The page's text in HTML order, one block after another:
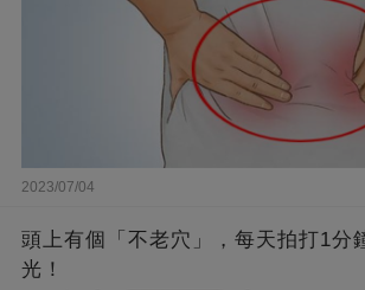
2023/07/04
頭上有個「不老穴」，每天拍打1分
光！